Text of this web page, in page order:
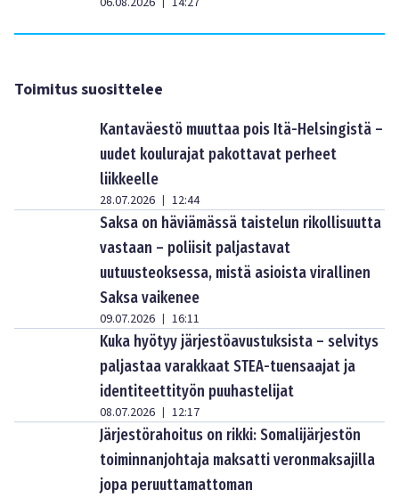
Toimitus suosittelee
Kantaväestö muuttaa pois Itä-Helsingistä –
uudet koulurajat pakottavat perheet
liikkeelle
28.07.2026 | 12:44
Saksa on häviämässä taistelun rikollisuutta
vastaan – poliisit paljastavat
uutuusteoksessa, mistä asioista virallinen
Saksa vaikenee
09.07.2026 | 16:11
Kuka hyötyy järjestöavustuksista – selvitys
paljastaa varakkaat STEA-tuensaajat ja
identiteettityön puuhastelijat
08.07.2026 | 12:17
Järjestörahoitus on rikki: Somalijärjestön
toiminnanjohtaja maksatti veronmaksajilla
jopa peruuttamattoman